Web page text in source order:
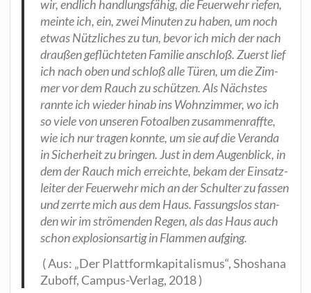
wir, end­lich hand­lungs­fä­hig, die Feu­er­wehr rie­fen,
mein­te ich, ein, zwei Minu­ten zu haben, um noch
etwas Nütz­li­ches zu tun, bevor ich mich der nach
drau­ßen geflüch­te­ten Fami­lie anschloß. Zuerst lief
ich nach oben und schloß alle Türen, um die Zim­
mer vor dem Rauch zu schüt­zen. Als Nächs­tes
rann­te ich wie­der hin­ab ins Wohn­zim­mer, wo ich
so vie­le von unse­ren Foto­al­ben zusam­men­raff­te,
wie ich nur tra­gen konn­te, um sie auf die Veran­da
in Sicher­heit zu brin­gen. Just in dem Augen­blick, in
dem der Rauch mich erreich­te, bekam der Ein­satz­
lei­ter der Feu­er­wehr mich an der Schul­ter zu fas­sen
und zerr­te mich aus dem Haus. Fas­sungs­los stan­
den wir im strö­men­den Regen, als das Haus auch
schon explo­si­ons­ar­tig in Flam­men aufging.
( Aus: „Der Platt­form­ka­pi­ta­lis­mus“, Shosha­na
Zuboff, Cam­pus-Ver­lag, 2018 )